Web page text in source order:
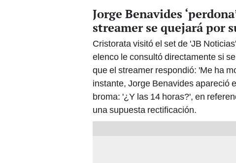
Jorge Benavides
streamer se quejará por
Cristorata visitó el set de 'JB
elenco le consultó directamente si
que el streamer respondió: 'Me ha
instante, Jorge Benavides apareció
broma: '¿Y las 14 horas?', en
una supuesta rectificación.